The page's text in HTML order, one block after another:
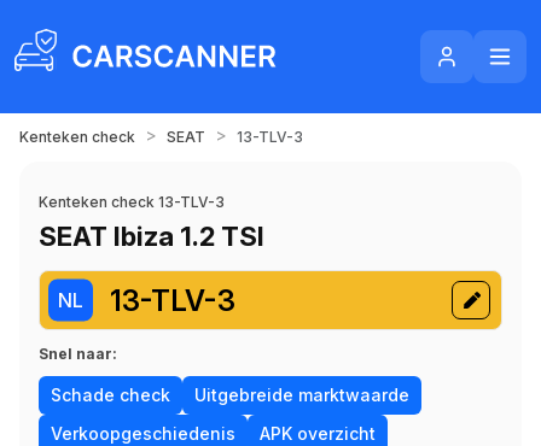
Kenteken check > SEAT > 13-TLV-3
Kenteken check 13-TLV-3
SEAT Ibiza 1.2 TSI
NL 13-TLV-3
Snel naar:
Schade check
Uitgebreide marktwaarde
Verkoopgeschiedenis
APK overzicht